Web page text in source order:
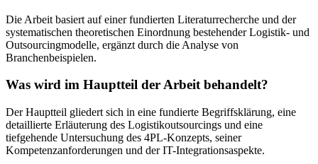
Die Arbeit basiert auf einer fundierten Literaturrecherche und der
systematischen theoretischen Einordnung bestehender Logistik- und
Outsourcingmodelle, ergänzt durch die Analyse von
Branchenbeispielen.
Was wird im Hauptteil der Arbeit behandelt?
Der Hauptteil gliedert sich in eine fundierte Begriffsklärung, eine
detaillierte Erläuterung des Logistikoutsourcings und eine
tiefgehende Untersuchung des 4PL-Konzepts, seiner
Kompetenzanforderungen und der IT-Integrationsaspekte.